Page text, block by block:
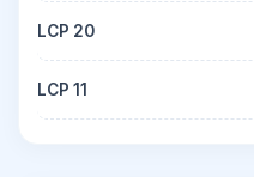
LCP 20
LCP 11